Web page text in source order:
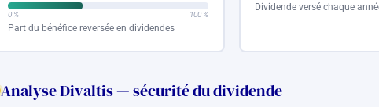
0 % 100 %
Part du bénéfice reversée en dividendes
Dividende versé chaque
Analyse Divaltis — sécurité du dividende